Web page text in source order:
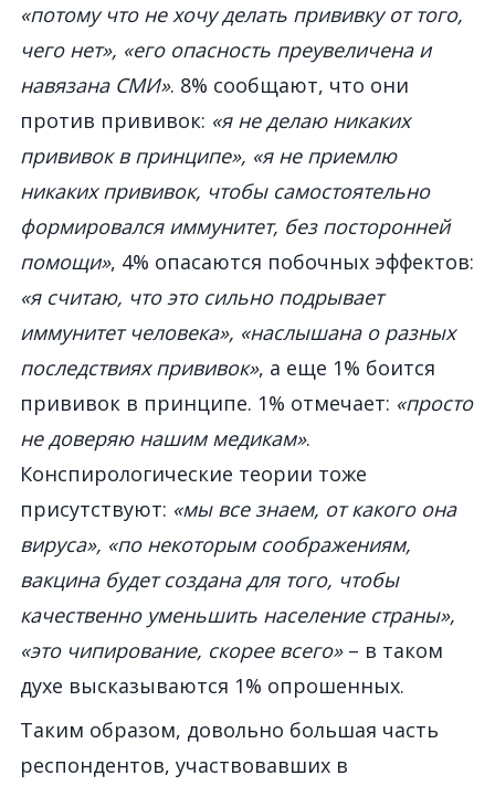
«потому что не хочу делать прививку от того,
чего нет», «его опасность преувеличена и
навязана СМИ». 8% сообщают, что они
против прививок: «я не делаю никаких
прививок в принципе», «я не приемлю
никаких прививок, чтобы самостоятельно
формировался иммунитет, без посторонней
помощи», 4% опасаются побочных эффектов:
«я считаю, что это сильно подрывает
иммунитет человека», «наслышана о разных
последствиях прививок», а еще 1% боится
прививок в принципе. 1% отмечает: «просто
не доверяю нашим медикам».
Конспирологические теории тоже
присутствуют: «мы все знаем, от какого она
вируса», «по некоторым соображениям,
вакцина будет создана для того, чтобы
качественно уменьшить население страны»,
«это чипирование, скорее всего»– в таком
духе высказываются 1% опрошенных.
Таким образом, довольно большая часть
респондентов, участвовавших в